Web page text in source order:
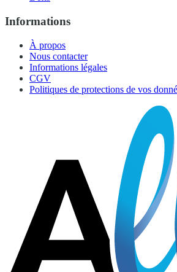
Informations
À propos
Nous contacter
Informations légales
CGV
Politiques de protections de vos